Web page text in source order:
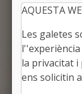
AQUESTA
Les galetes
la privacitat
ens solicitin